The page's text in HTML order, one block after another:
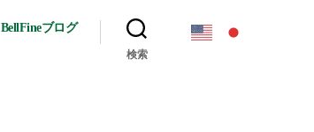
BellFineブログ
検索